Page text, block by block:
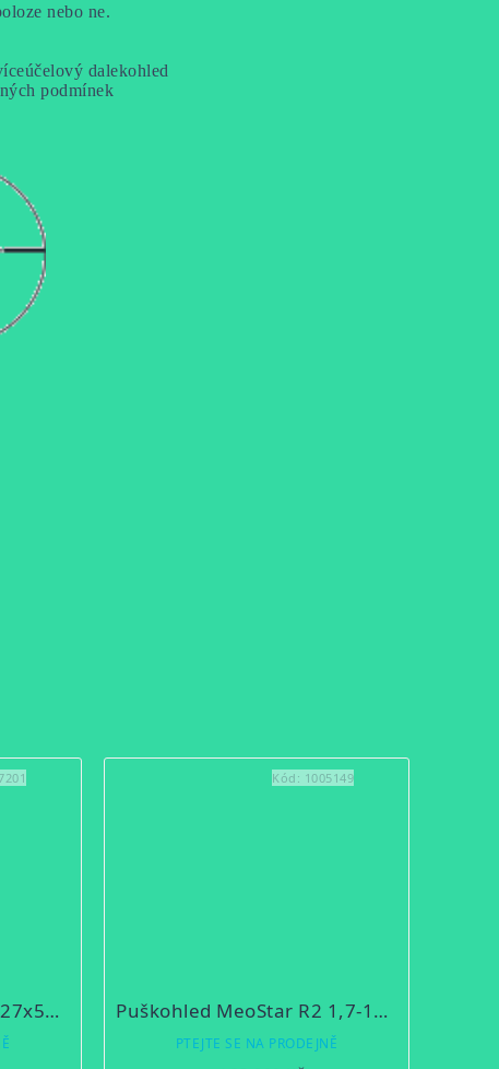
nebo ne.
dalekohled
podmínek
Puškohled Optika6 4,5-27x50 RD SFP Puškohled MeoStar R2 1,7-10x42 RD
PTEJTE SE NA PRODEJNĚ
Kód: 1005149